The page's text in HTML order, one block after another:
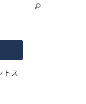
トス